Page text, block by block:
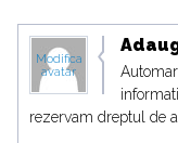
Modifica
avatar
rezervam dreptul de